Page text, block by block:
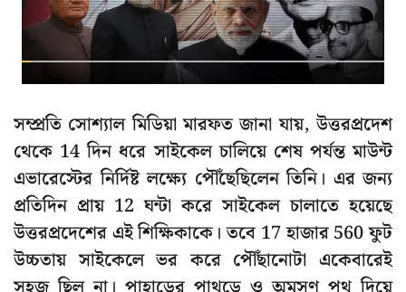
সম্প্রতি সোশ্যাল মিডিয়া মারফত জানা যায়, উত্তরপ্রদেশ
থেকে 14 দিন ধরে সাইকেল চালিয়ে শেষ পর্যন্ত মাউন্ট
এভারেস্টের নির্দিষ্ট লক্ষ্যে পৌঁছেছিলেন তিনি। এর জন্য
প্রতিদিন প্রায় 12 ঘন্টা করে সাইকেল চালাতে হয়েছে
উত্তরপ্রদেশের এই শিক্ষিকাকে। তবে 17 হাজার 560 ফুট
উচ্চতায় সাইকেলে ভর করে পৌঁছানোটা একেবারেই